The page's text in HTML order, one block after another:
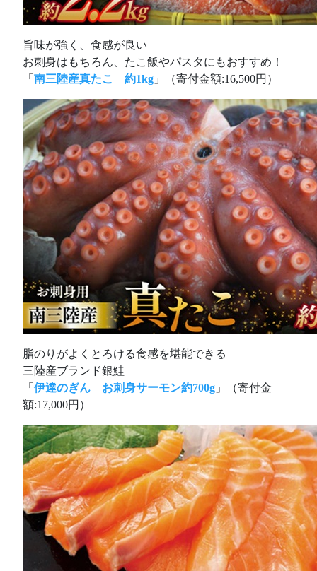
旨味が強く、食感が良い
お刺身はもちろん、たこ飯やパスタにもおすすめ！
「 南三陸産真たこ 約1kg 」（寄付金額:16,500円）
脂のりがよくとろける食感を堪能できる
三陸産ブランド銀鮭
「 伊達のぎん お刺身サーモン約700g 」（寄付金
額:17,000円）